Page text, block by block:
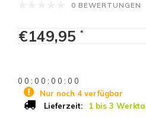
0 BEWERTUNGEN
€149,95 *
0 0 : 0 0 : 0 0 : 0 0
Nur noch 4 verfügbar
Lieferzeit:
1 bis 3